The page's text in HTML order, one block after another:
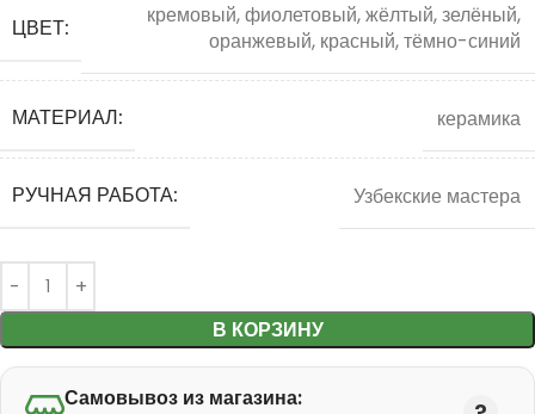
ЦВЕТ:
кремовый, фиолетовый, жёлтый, зелёный,
оранжевый, красный, тёмно-синий
МАТЕРИАЛ: керамика
РУЧНАЯ РАБОТА: Узбекские мастера
В КОРЗИНУ
Самовывоз из магазина: